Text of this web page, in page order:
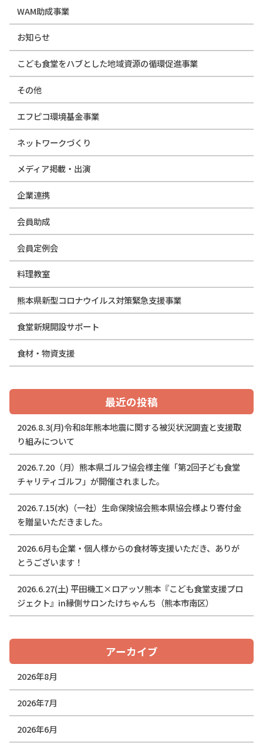
WAM助成事業
お知らせ
こども食堂をハブとした地域資源の循環促進事業
その他
エフピコ環境基金事業
ネットワークづくり
メディア掲載・出演
企業連携
会員助成
会員定例会
料理教室
熊本県新型コロナウイルス対策緊急支援事業
食堂新規開設サポート
食材・物資支援
最近の投稿
2026.8.3(月)令和8年熊本地震に関する被災状況調査と支援取
り組みについて
2026.7.20（月）熊本県ゴルフ協会様主催「第2回子ども食堂
チャリティゴルフ」が開催されました。
2026.7.15(水)（一社）生命保険協会熊本県協会様より寄付金
を贈呈いただきました。
2026.6月も企業・個人様からの食材等支援いただき、ありが
とうございます！
2026.6.27(土) 平田機工×ロアッソ熊本『こども食堂支援プロ
ジェクト』in縁側サロンたけちゃんち（熊本市南区）
アーカイブ
2026年8月
2026年7月
2026年6月